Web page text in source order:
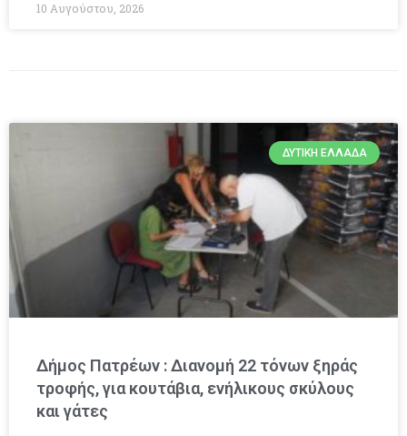
10 Αυγούστου, 2026
ΔΥΤΙΚΉ ΕΛΛΆΔΑ
Δήμος Πατρέων : Διανομή 22 τόνων ξηράς
τροφής, για κουτάβια, ενήλικους σκύλους
και γάτες